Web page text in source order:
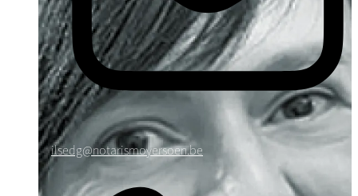
ilsedg@notarismoyersoen.be